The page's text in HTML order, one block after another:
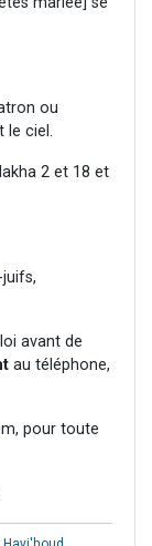
ou
le ciel.
2 et 18 et
avant de
au téléphone,
pour toute